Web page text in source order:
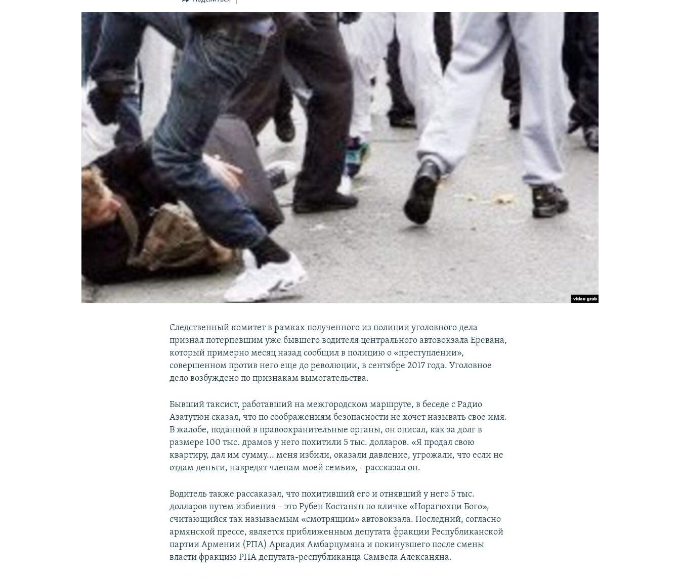
Следственный комитет в рамках полученного из полиции уголовного дела
признал потерпевшим уже бывшего водителя центрального автовокзала Еревана,
который примерно месяц назад сообщил в полицию о «преступлении»,
совершенном против него еще до революции, в сентябре 2017 года. Уголовное
дело возбуждено по признакам вымогательства.
Бывший таксист, работавший на межгородском маршруте, в беседе с Радио
Азатутюн сказал, что по соображениям безопасности не хочет называть свое имя.
В жалобе, поданной в правоохранительные органы, он описал, как за долг в
размере 100 тыс. драмов у него похитили 5 тыс. долларов. «Я продал свою
квартиру, дал им сумму... меня избили, оказали давление, угрожали, что если не
отдам деньги, навредят членам моей семьи», - рассказал он.
Водитель также рассаказал, что похитивший его и отнявший у него 5 тыс.
долларов путем избиения – это Рубен Костанян по кличке «Норагюхци Бого»,
считающийся так называемым «смотрящим» автовокзала. Последний, согласно
армянской прессе, является приближенным депутата фракции Республиканской
партии Армении (РПА) Аркадия Амбарцумяна и покинувшего после смены
власти фракцию РПА депутата-республиканца Самвела Алексаняна.